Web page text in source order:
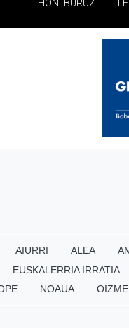
HONI BURUZ
AIURRI ALEA
EUSKALERRIA IRRATIA
NOAUA